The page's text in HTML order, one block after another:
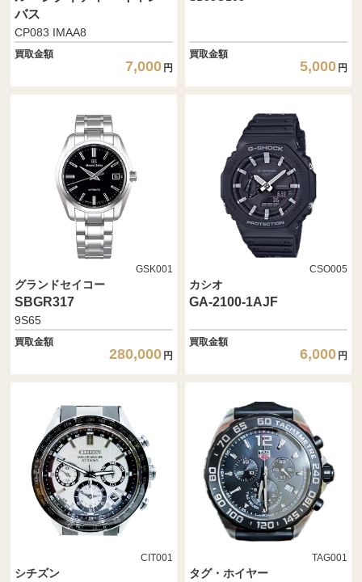
バス
CP083 IMAA8
買取金額
7,000 円
買取金額
5,000 円
GSK001
グランドセイコー
SBGR317
9S65
買取金額
280,000 円
CSO005
カシオ
GA-2100-1AJF
買取金額
6,000 円
CIT001
シチズン
TAG001
タグ・ホイヤー